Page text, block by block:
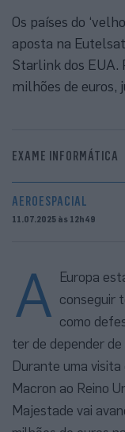
Os países do
aposta na
Starlink dos EUA.
milhões de euros,
EXAME INFORMÁTICA
AEROESPACIAL
11.07.2025 às 12h49
A Europa
conseguir
como
ter de depender
Durante uma
Macron ao Reino
Majestade vai